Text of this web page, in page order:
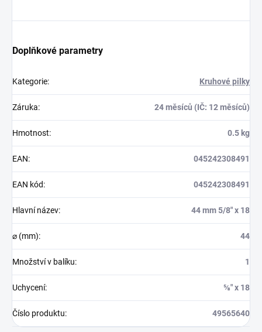
Doplňkové parametry
Kategorie: Kruhové pilky
Záruka: 24 měsíců (IČ: 12 měsíců)
Hmotnost: 0.5 kg
EAN: 045242308491
EAN kód: 045242308491
Hlavní název: 44 mm 5/8″ x 18
⌀ (mm): 44
Množství v balíku: 1
Uchycení: ⅝″ x 18
Číslo produktu: 49565640